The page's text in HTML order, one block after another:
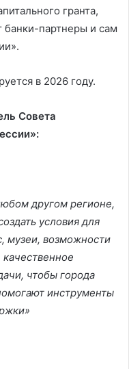
гранта,
банки-партнеры и сам
в 2026 году.
Совета
другом регионе,
условия для
музеи, возможности
чтобы города
инструменты